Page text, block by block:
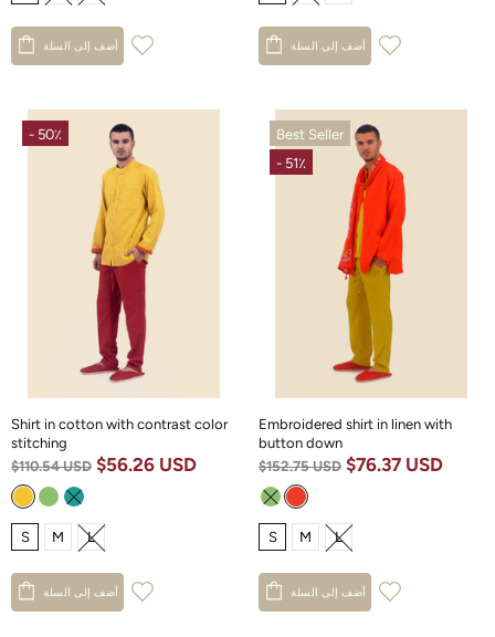
أضف إلى السلة أضف إلى السلة
- 50٪
Shirt in cotton with contrast color
stitching
$110.54 USD $56.26 USD
S M L
أضف إلى السلة
Best Seller
- 51٪
Embroidered shirt in linen with
button down
$152.75 USD $76.37 USD
S M L
أضف إلى السلة